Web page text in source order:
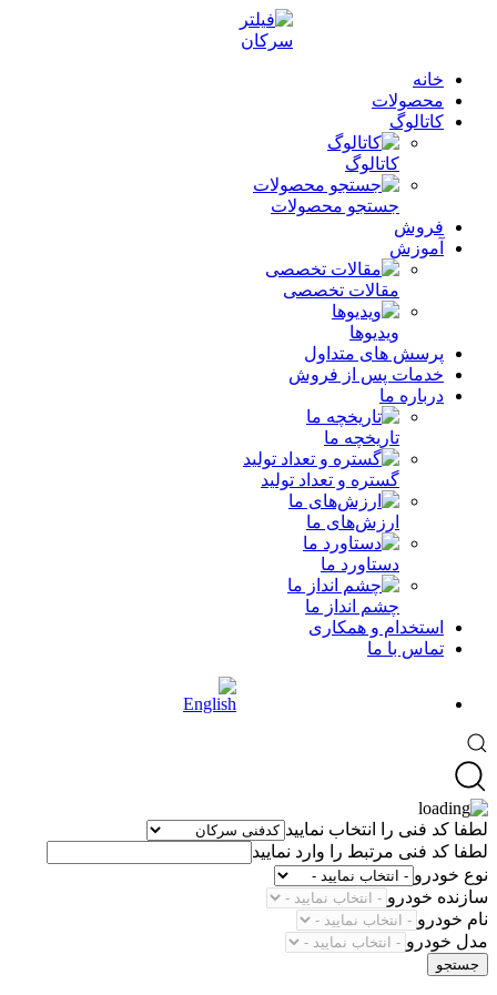
خانه
محصولات
کاتالوگ
کاتالوگ
جستجو محصولات
فروش
آموزش
مقالات تخصصی
ویدیوها
پرسش های متداول
خدمات پس از فروش
درباره ما
تاریخچه ما
گستره و تعداد تولید
ارزش‌های ما
دستاورد ما
چشم انداز ما
استخدام و همکاری
تماس با ما
لطفا کد فنی را انتخاب نمایید
لطفا کد فنی مرتبط را وارد نمایید
نوع خودرو
سازنده خودرو
نام خودرو
مدل خودرو
جستجو